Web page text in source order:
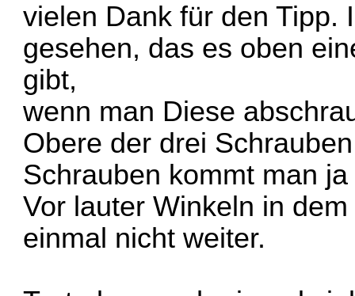
vielen Dank für den Tipp.
gesehen, das es oben
gibt,
wenn man Diese
Obere der drei
Schrauben kommt man
Vor lauter Winkeln in
einmal nicht weiter.